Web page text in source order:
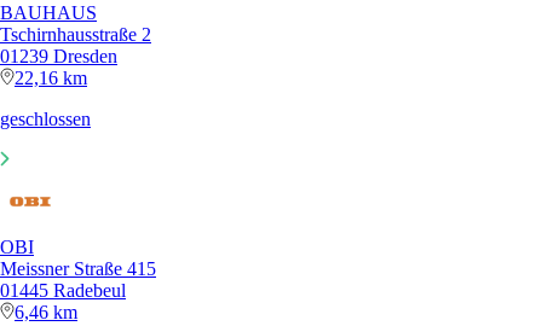
BAUHAUS
Tschirnhausstraße 2
01239 Dresden
22,16 km
geschlossen
OBI
Meissner Straße 415
01445 Radebeul
6,46 km